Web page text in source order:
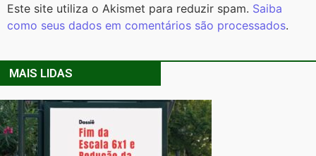
Este site utiliza o Akismet para reduzir spam. Saiba
como seus dados em comentários são processados.
MAIS LIDAS